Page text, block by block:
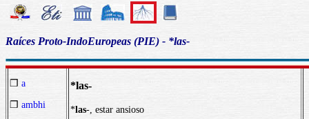
Raíces Proto-IndoEuropeas (PIE) - *las-
❒ a
❒ ambhi
*las-
*las-, estar ansioso